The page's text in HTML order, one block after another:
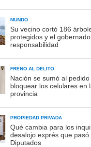
MUNDO
Su vecino cortó 186
protegidos y el
responsabilidad
FRENO AL DELITO
Nación se sumó al
bloquear los celulares en
provincia
PROPIEDAD PRIVADA
Qué cambia para los
desalojo exprés que
Diputados